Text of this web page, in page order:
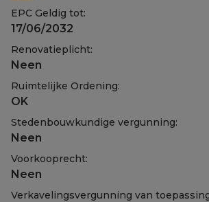
EPC Geldig tot:
17/06/2032
Renovatieplicht:
Neen
Ruimtelijke Ordening:
OK
Stedenbouwkundige vergunning:
Neen
Voorkooprecht:
Neen
Verkavelingsvergunning van